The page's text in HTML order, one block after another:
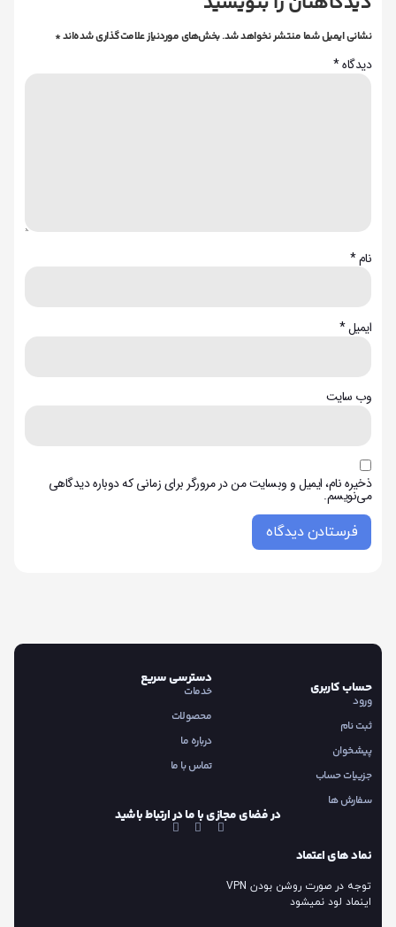
نشانی ایمیل شما منتشر نخواهد شد.بخش‌های موردنیاز علامت‌گذاری شده‌اند*
دیدگاه*
نام*
ایمیل*
وب‌ سایت
ذخیره نام، ایمیل و وبسایت من در مرورگر برای زمانی که دوباره دیدگاهی
می‌نویسم.
حساب کاربری
ورود
ثبت نام
پیشخوان
جزییات حساب
سفارش ها
دسترسی سریع
خدمات
محصولات
درباره ما
تماس با ما
در فضای مجازی با ما در ارتباط باشید
نماد های اعتماد
توجه در صورت روشن بودن VPN
اینماد لود نمیشود